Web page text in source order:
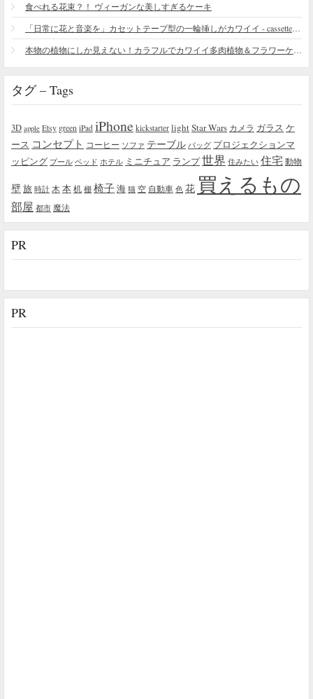
食べれる花束？！ ヴィーガンな美しすぎるケーキ
タグ – Tags
3D apple Etsy green iPad iPhone kickstarter lightStar Wars カメラ ガラス ケ
ース コンセプト コーヒー ソファ テーブル バッグ プロジェクションマ
ッピング プール ベッド ホテル ミニチュア ランプ世界 住みたい 住宅 動物
壁旅 時計 木 本机 棚 椅子海 猫 空 自動車 色 花 買えるもの
部屋 都市 魔法
PR
PR